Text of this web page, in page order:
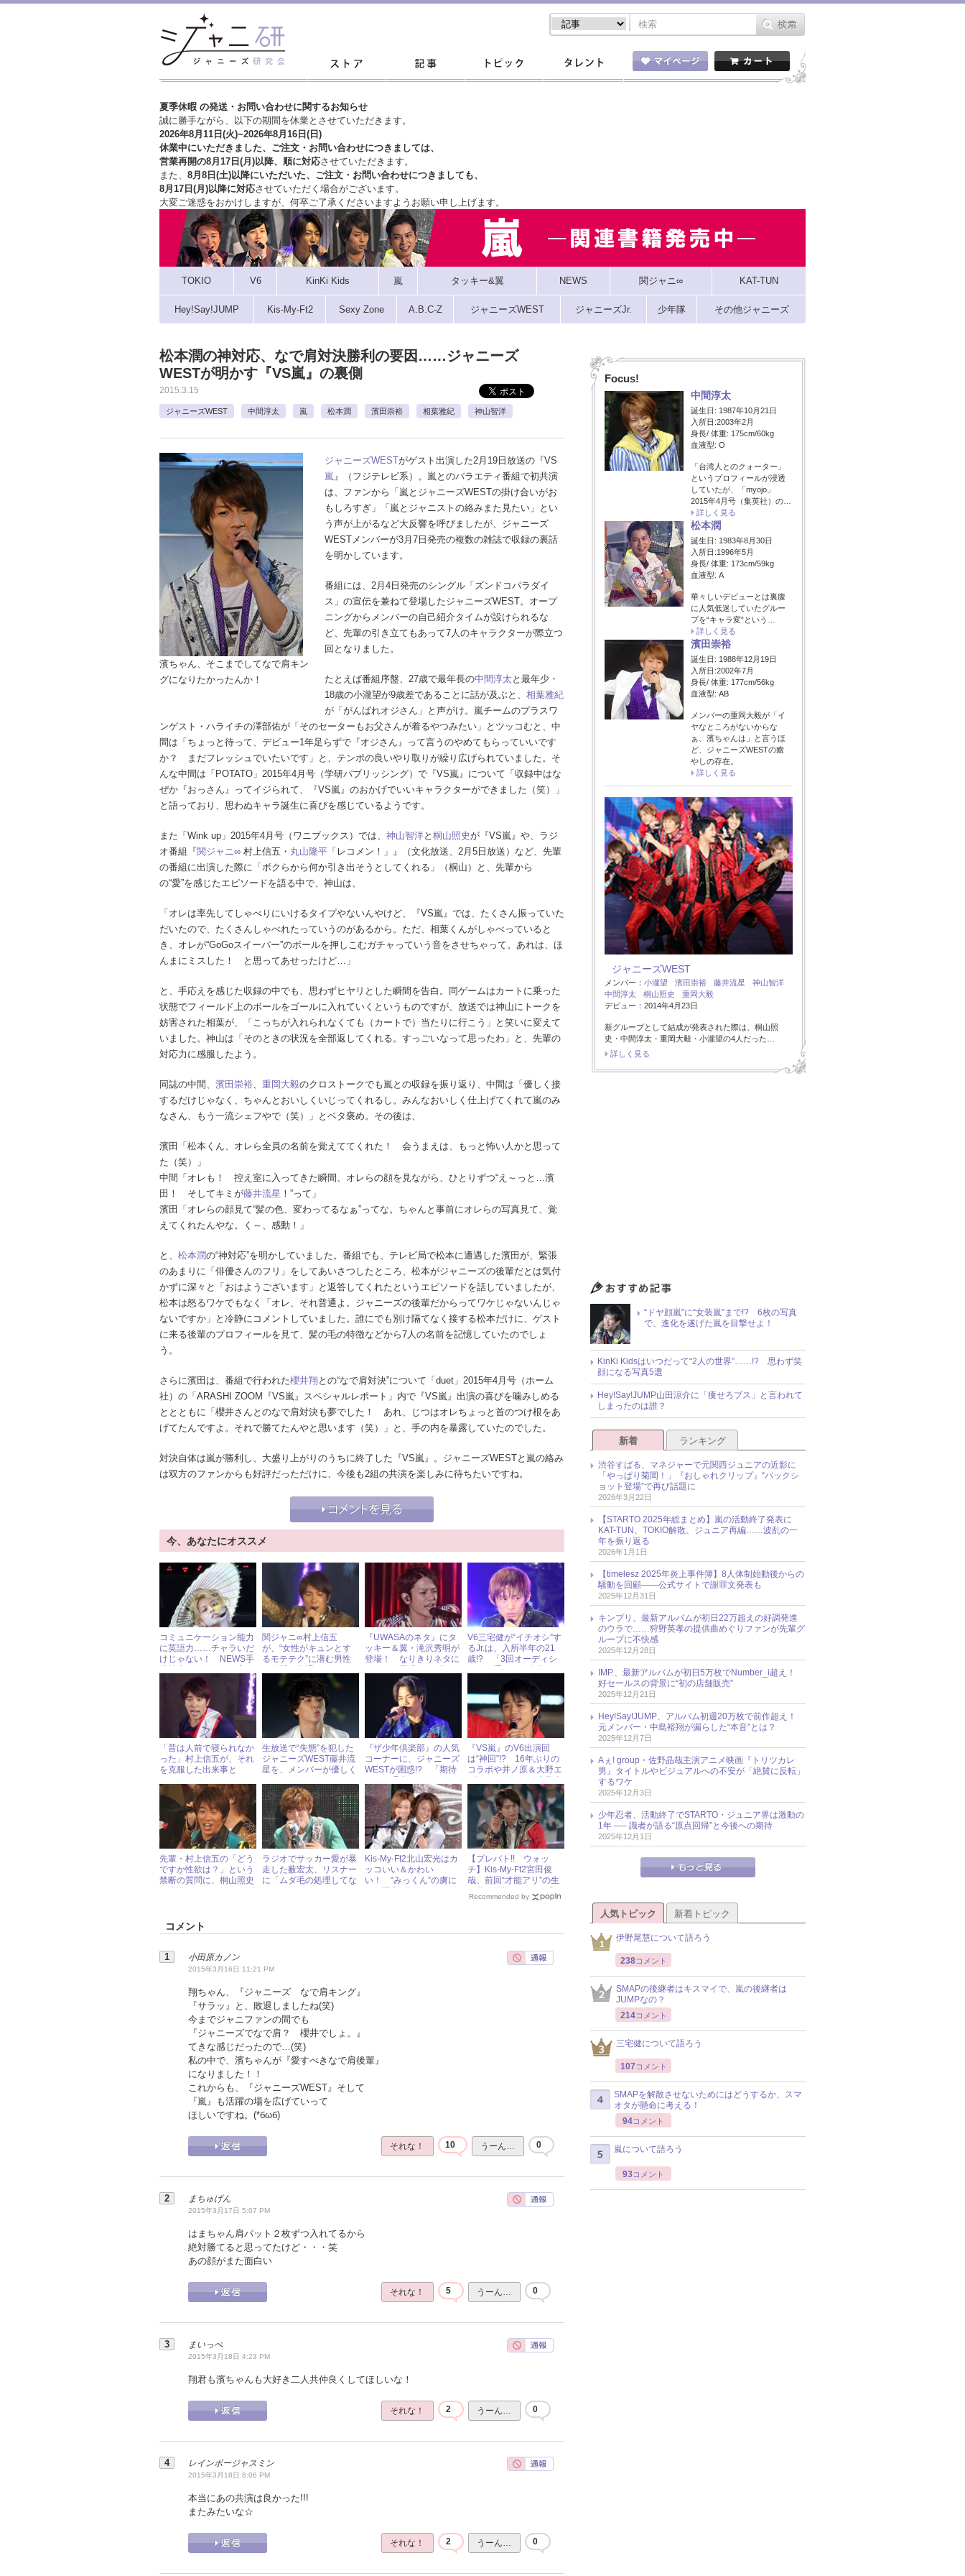
夏季休暇 の発送・お問い合わせに関するお知らせ
誠に勝手ながら、以下の期間を休業とさせていただきます。
2026年8月11日(火)~2026年8月16日(日)
休業中にいただきました、ご注文・お問い合わせにつきましては、
営業再開の8月17日(月)以降、順に対応させていただきます。
また、 8月8日(土)以降にいただいた、ご注文・ お問い合わせにつきましても、
8月17日(月)以降に対応させていただく場合がございます。
大変ご迷惑をおかけしますが、 何卒ご了承くださいますようお願い申し上げます。
TOKIO V6 KinKi Kids 嵐 タッキー&翼 NEWS 関ジャニ∞ KAT-TUN
Hey!Say!JUMP Kis-My-Ft2 Sexy Zone A.B.C-Z ジャニーズWEST ジャニーズJr. 少年隊 その他ジャニーズ
松本潤の神対応、なで肩対決勝利の要因……ジャニーズ
WESTが明かす『VS嵐』の裏側
2015.3.15
ジャニーズWEST 中間淳太 嵐 松本潤 濱田崇裕 相葉雅紀 神山智洋
濱ちゃん、そこまでしてなで肩キン
グになりたかったんか！
ジャニーズWESTがゲスト出演した2月19日放送の『VS
嵐』（フジテレビ系）。嵐とのバラエティ番組で初共演
は、ファンから「嵐とジャニーズWESTの掛け合いがお
もしろすぎ」「嵐とジャニストの絡みまた見たい」とい
う声が上がるなど大反響を呼びましたが、ジャニーズ
WESTメンバーが3月7日発売の複数の雑誌で収録の裏話
を明かしています。
番組には、2月4日発売のシングル「ズンドコパラダイ
ス」の宣伝を兼ねて登場したジャニーズWEST。オープ
ニングからメンバーの自己紹介タイムが設けられるな
ど、先輩の引き立てもあって7人のキャラクターが際立つ
回となりました。
たとえば番組序盤、27歳で最年長の中間淳太 と最年少・
18歳の小瀧望が9歳差であることに話が及ぶと、 相葉雅紀
が「がんばれオジさん」と声がけ。嵐チームのプラスワ
ンゲスト・ハライチの澤部佑が「そのセーターもお父さんが着るやつみたい」とツッコむと、中
間は「ちょっと待って、デビュー1年足らずで『オジさん』って言うのやめてもらっていいです
か？ まだフレッシュでいたいです」と、テンポの良いやり取りが繰り広げられていました。そ
んな中間は「POTATO」2015年4月号（学研パブリッシング）で『VS嵐』について「収録中はな
ぜか『おっさん』ってイジられて、『VS嵐』のおかげでいいキャラクターができました（笑）」
と語っており、思わぬキャラ誕生に喜びを感じているようです。
また「Wink up」2015年4月号（ワニブックス）では、 神山智洋と 桐山照史が『VS嵐』や、ラジ
オ番組『関ジャニ∞ 村上信五・ 丸山隆平 「レコメン！」』（文化放送、2月5日放送）など、先輩
の番組に出演した際に「ボクらから何か引き出そうとしてくれる」（桐山）と、先輩から
の“愛”を感じたエピソードを語る中で、神山は、
「オレは率先してしゃべりにいけるタイプやないんやけど、『VS嵐』では、たくさん振っていた
だいたので、たくさんしゃべれたっていうのがあるから。ただ、相葉くんがしゃべっていると
き、オレが“GoGoスイーパー”のボールを押しこむガチャっていう音をさせちゃって。あれは、ほ
んまにミスした！ と思ってあせったけど…」
と、手応えを感じた収録の中でも、思わずヒヤリとした瞬間を告白。同ゲームはカートに乗った
状態でフィールド上のボールをゴールに入れていくというものですが、放送では神山にトークを
妨害された相葉が、「こっちが入れられなくても（カートで）当たりに行こう」と笑いに変えて
いました。神山は「そのときの状況を全部返してくれる。すっごいなって思ったわ」と、先輩の
対応力に感服したよう。
同誌の中間、 濱田崇裕、 重岡大毅のクロストークでも嵐との収録を振り返り、中間は「優しく接
するだけじゃなく、ちゃんとおいしくいじってくれるし。みんなおいしく仕上げてくれて嵐のみ
なさん、もう一流シェフやで（笑）」とベタ褒め。その後は、
濱田「松本くん、オレら全員の名前を覚えててくれた！ 会うまえは、もっと怖い人かと思って
た（笑）」
中間「オレも！ 控え室に入ってきた瞬間、オレらの顔を見ながら、ひとりずつ“え～っと…濱
田！ そしてキミが藤井流星 ！”って」
濱田「オレらの顔見て“髪の色、変わってるなぁ”ってな。ちゃんと事前にオレらの写真見て、覚
えてくれたんやな。く～、感動！」
と、 松本潤の“神対応”を明かしていました。番組でも、テレビ局で松本に遭遇した濱田が、緊張
のあまりに「俳優さんのフリ」をしてあいさつしたところ、松本がジャニーズの後輩だとは気付
かずに深々と「おはようございます」と返答してくれたというエピソードを話していましたが、
松本は怒るワケでもなく「オレ、それ普通よ。ジャニーズの後輩だからってワケじゃないんじゃ
ないですか」と冷静にコメントしていました。誰にでも別け隔てなく接する松本だけに、ゲスト
に来る後輩のプロフィールを見て、髪の毛の特徴などから7人の名前を記憶していたのでしょ
う。
さらに濱田は、番組で行われた櫻井翔 との“なで肩対決”について「duet」2015年4月号（ホーム
社）の「ARASHI ZOOM『VS嵐』スペシャルレポート」内で『VS嵐』出演の喜びを噛みしめる
ととともに「櫻井さんとのなで肩対決も夢でした！ あれ、じつはオレちょっと首のつけ根をあ
げてたんですよ。それで勝てたんやと思います（笑）」と、手の内を暴露していたのでした。
対決自体は嵐が勝利し、大盛り上がりのうちに終了した『VS嵐』。ジャニーズWESTと嵐の絡み
は双方のファンからも好評だっただけに、今後も2組の共演を楽しみに待ちたいですね。
今、あなたにオススメ
コミュニケーション能力
に英語力……チャラいだ
けじゃない！ NEWS手
に小山も驚愕！
関ジャニ∞村上信五
が、“女性がキュンとす
るモテテク”に潜む男性
『UWASAのネタ』にタ
ッキー＆翼・滝沢秀明が
登場！ なりきりネタに
日（水）ジャニーズアイ
ドル出演情報
V6三宅健が“イチオシ”す
るJr.は、入所半年の21
歳!? 「3回オーディシ
「昔は人前で寝られなか
った」村上信五が、それ
を克服した出来事と
生放送で“失態”を犯した
ジャニーズWEST藤井流
星を、メンバーが優しく
『ザ少年倶楽部』の人気
コーナーに、ジャニーズ
WESTが困惑!? 「期待
ん！」
『VS嵐』のV6出演回
は“神回”!? 16年ぶりの
コラボや井ノ原＆大野エ
先輩・村上信五の「どう
ですか性欲は？」という
禁断の質問に、桐山照史
ラジオでサッカー愛が暴
走した薮宏太、リスナー
に「ムダ毛の処理してな
Kis-My-Ft2北山宏光はカ
ッコいい＆かわい
い！ “みっくん”の虜に
【プレバト!! ウォッ
チ】Kis-My-Ft2宮田俊
哉、前回“才能アリ”の生
け花に挑戦するも、「お
もしろみがない」とバッ
Recommended by
コメント
小田原カノン
2015年3月16日 11:21 PM
翔ちゃん、『ジャニーズ なで肩キング』
『サラッ』と、敗退しましたね(笑)
今までジャニファンの間でも
『ジャニーズでなで肩？ 櫻井でしょ。』
てきな感じだったので…(笑)
私の中で、濱ちゃんが『愛すべきなで肩後輩』
になりました！！
これからも、『ジャニーズWEST』そして
『嵐』も活躍の場を広げていって
ほしいですね。(*бωб)ゝ
それな！ 10 うーん… 0
まちゅげん
2015年3月17日 5:07 PM
はまちゃん肩パット２枚ずつ入れてるから
絶対勝てると思ってたけど・・・笑
あの顔がまた面白い
それな！ 5 うーん… 0
まいっぺ
2015年3月18日 4:23 PM
翔君も濱ちゃんも大好き二人共仲良くしてほしいな！
それな！ 2 うーん… 0
レインボージャスミン
2015年3月18日 8:06 PM
本当にあの共演は良かった!!!
またみたいな☆
それな！ 2 うーん… 0
Focus!
中間淳太
誕生日: 1987年10月21日
入所日:2003年2月
身長/ 体重: 175cm/60kg
血液型: O
「台湾人とのクォーター」
というプロフィールが浸透
していたが、「myojo」
2015年4月号（集英社）の…
詳しく見る
松本潤
誕生日: 1983年8月30日
入所日:1996年5月
身長/ 体重: 173cm/59kg
血液型: A
華々しいデビューとは裏腹
に人気低迷していたグルー
プを“キャラ変”という…
詳しく見る
濱田崇裕
誕生日: 1988年12月19日
入所日:2002年7月
身長/ 体重: 177cm/56kg
血液型: AB
メンバーの重岡大毅が「イ
ヤなところがないからな
ぁ、濱ちゃんは」と言うほ
ど、ジャニーズWESTの癒
やしの存在。
詳しく見る
ジャニーズWEST
メンバー： 小瀧望 濱田崇裕 藤井流星
神山智洋
中間淳太
桐山照史
重岡大毅
デビュー：2014年4月23日
新グループとして結成が発表された際は、桐山照
史・中間淳太・重岡大毅・小瀧望の4人だった…
詳しく見る
“ドヤ顔嵐”に“女装嵐”まで!? 6枚の写真
で、進化を遂げた嵐を目撃せよ！
KinKi Kidsはいつだって“2人の世界”……!? 思わず笑
顔になる写真5選
Hey!Say!JUMP山田涼介に「痩せろブス」と言われて
しまったのは誰？
新着 ランキング
渋谷すばる、マネジャーで元関西ジュニアの近影に
「やっぱり菊岡！」『おしゃれクリップ』“バックシ
ョット登場”で再び話題に
2026年3月22日
【STARTO 2025年総まとめ】嵐の活動終了発表に
KAT-TUN、TOKIO解散、ジュニア再編……波乱の一
年を振り返る
2026年1月1日
【timelesz 2025年炎上事件簿】8人体制始動後からの
騒動を回顧――公式サイトで謝罪文発表も
2025年12月31日
キンプリ、最新アルバムが初日22万超えの好調発進
のウラで……狩野英孝の提供曲めぐりファンが先輩グ
ループに不快感
2025年12月28日
IMP.、最新アルバムが初日5万枚でNumber_i超え！
好セールスの背景に“初の店舗販売”
2025年12月21日
Hey!Say!JUMP、アルバム初週20万枚で前作超え！
元メンバー・中島裕翔が漏らした“本音”とは？
2025年12月7日
Aぇ! group・佐野晶哉主演アニメ映画『トリツカレ
男』タイトルやビジュアルへの不安が「絶賛に反転」
するワケ
2025年12月3日
少年忍者、活動終了でSTARTO・ジュニア界は激動の
1年 ── 識者が語る“原点回帰”と今後への期待
2025年12月1日
人気トピック 新着トピック
伊野尾慧について語ろう
238コメント
SMAPの後継者はキスマイで、嵐の後継者は
JUMPなの？
214コメント
三宅健について語ろう
107 コメント
SMAPを解散させないためにはどうするか、スマ
オタが懸命に考える！
94コメント
嵐について語ろう
93コメント